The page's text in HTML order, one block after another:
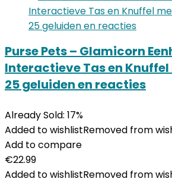
Purse Pets – Glamicorn
Interactieve Tas en
25 geluiden en reacties
Already Sold: 17%
Added to wishlistRemoved from
Add to compare
€22.99
Added to wishlistRemoved from